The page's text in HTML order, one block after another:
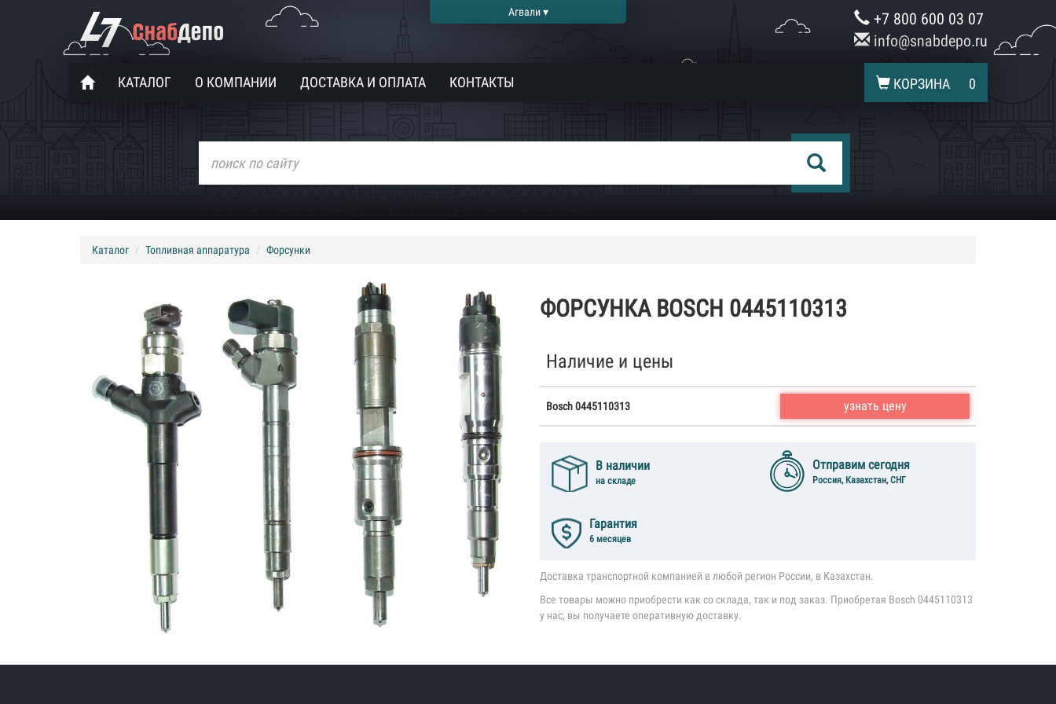
Агвали ▾
+7 800 600 03 07
info@snabdepo.ru
КАТАЛОГ О КОМПАНИИ ДОСТАВКА И ОПЛАТА КОНТАКТЫ КОРЗИНА 0
Каталог Топливная аппаратура Форсунки
ФОРСУНКА BOSCH 0445110313
Наличие и цены
Bosch 0445110313 узнать цену
В наличии
на складе
Отправим сегодня
Россия, Казахстан, СНГ
Гарантия
6 месяцев
Доставка транспортной компанией в любой регион России, в Казахстан.
Все товары можно приобрести как со склада, так и под заказ. Приобретая Bosch 0445110313
у нас, вы получаете оперативную доставку.